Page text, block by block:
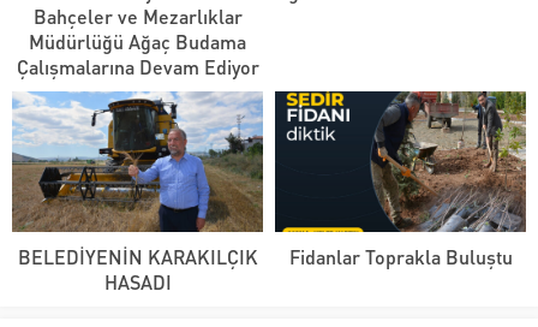
Bahçeler ve Mezarlıklar
Müdürlüğü Ağaç Budama
Çalışmalarına Devam Ediyor
BELEDİYENİN KARAKILÇIK
HASADI
Fidanlar Toprakla Buluştu